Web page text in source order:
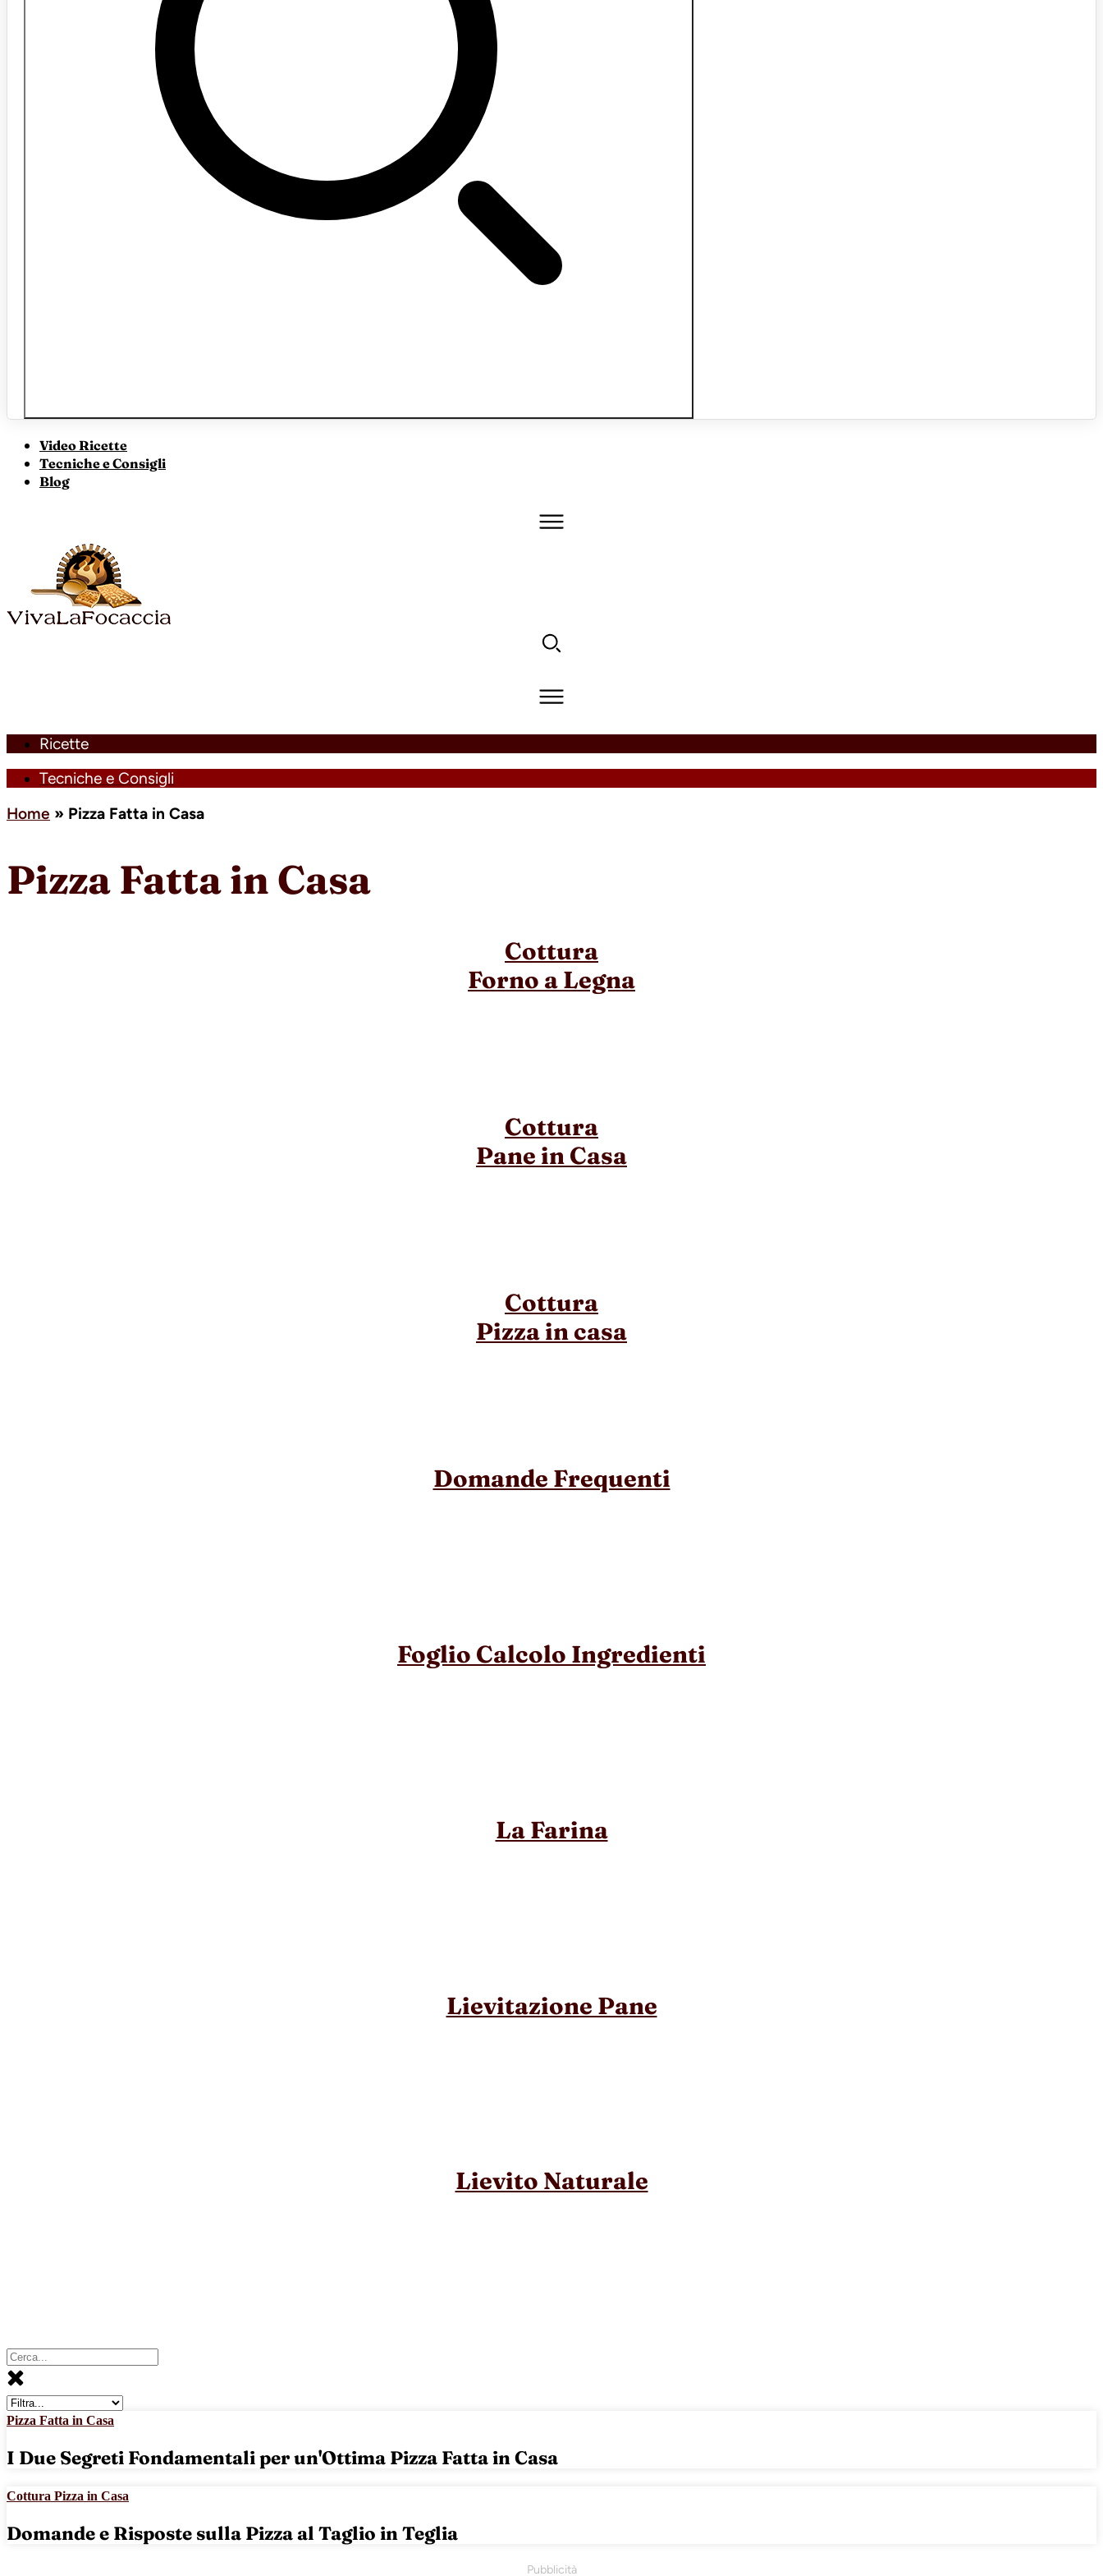
Video Ricette
Tecniche e Consigli
Blog
Ricette
Tecniche e Consigli
Home » Pizza Fatta in Casa
Pizza Fatta in Casa
Cottura
Forno a Legna
Cottura
Pane in Casa
Cottura
Pizza in casa
Domande Frequenti
Foglio Calcolo Ingredienti
La Farina
Lievitazione Pane
Lievito Naturale
Pizza Fatta in Casa
I Due Segreti Fondamentali per un'Ottima Pizza Fatta in Casa
Cottura Pizza in Casa
Domande e Risposte sulla Pizza al Taglio in Teglia
Pubblicità